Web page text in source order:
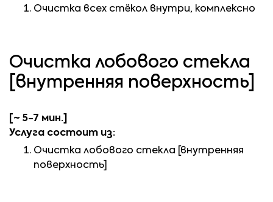
Очистка всех стёкол внутри, комплексно
Очистка лобового стекла
[внутренняя поверхность]
[~ 5-7 мин.]
Услуга состоит из:
Очистка лобового стекла [внутренняя
поверхность]